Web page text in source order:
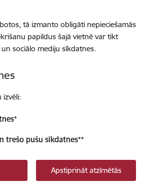
tā izmanto obligāti nepieciešamās
papildus šajā vietnē var tikt
sociālo mediju sīkdatnes.
izvēli:
*
trešo pušu sīkdatnes**
Apstiprināt atzīmētās